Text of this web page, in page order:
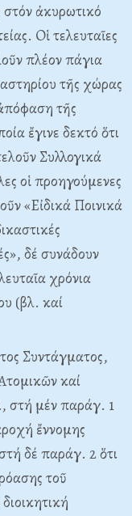
στόν ἀκυρωτικό
Oἱ τελευταῖες
πλέον πάγια
τῆς χώρας
τῆς
ἔγινε δεκτό ὅτι
Συλλογικά
οἱ προηγούμενες
«Eἰδικά Ποινικά
δέ συνάδουν
χρόνια
(βλ. καί
Συντάγματος,
καί
στή μέν παράγ. 1
ἔννομης
δέ παράγ. 2 ὅτι
τοῦ